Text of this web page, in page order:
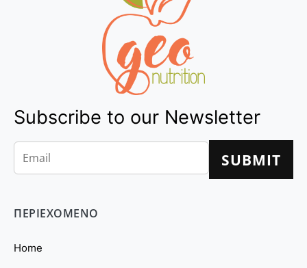
Subscribe to our Newsletter
ΠΕΡΙΕΧΟΜΕΝΟ
Home